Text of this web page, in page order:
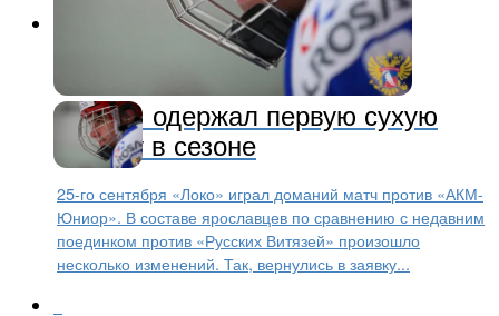
«Локо» одержал первую сухую
победу в сезоне
25-го сентября «Локо» играл доманий матч против «АКМ-
Юниор». В составе ярославцев по сравнению с недавним
поединком против «Русских Витязей» произошло
несколько изменений. Так, вернулись в заявку...